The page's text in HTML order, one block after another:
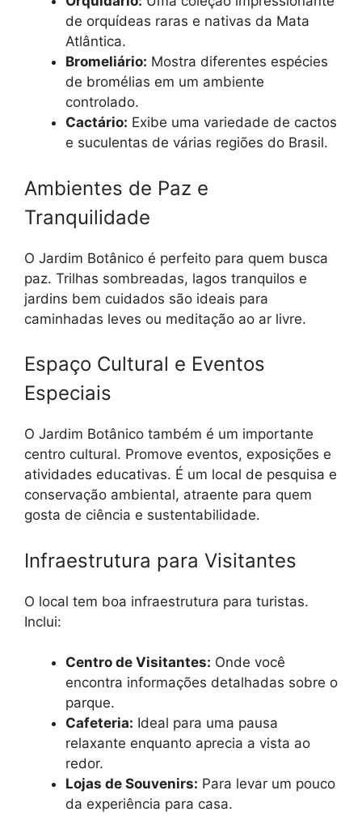
de orquídeas raras e nativas da Mata
Atlântica.
Bromeliário: Mostra diferentes espécies
de bromélias em um ambiente
controlado.
Cactário: Exibe uma variedade de cactos
e suculentas de várias regiões do Brasil.
Ambientes de Paz e
Tranquilidade
O Jardim Botânico é perfeito para quem busca
paz. Trilhas sombreadas, lagos tranquilos e
jardins bem cuidados são ideais para
caminhadas leves ou meditação ao ar livre.
Espaço Cultural e Eventos
Especiais
O Jardim Botânico também é um importante
centro cultural. Promove eventos, exposições e
atividades educativas. É um local de pesquisa e
conservação ambiental, atraente para quem
gosta de ciência e sustentabilidade.
Infraestrutura para Visitantes
O local tem boa infraestrutura para turistas.
Inclui:
Centro de Visitantes: Onde você
encontra informações detalhadas sobre o
parque.
Cafeteria: Ideal para uma pausa
relaxante enquanto aprecia a vista ao
redor.
Lojas de Souvenirs: Para levar um pouco
da experiência para casa.